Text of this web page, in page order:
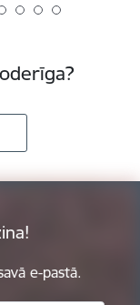
e-pastā.